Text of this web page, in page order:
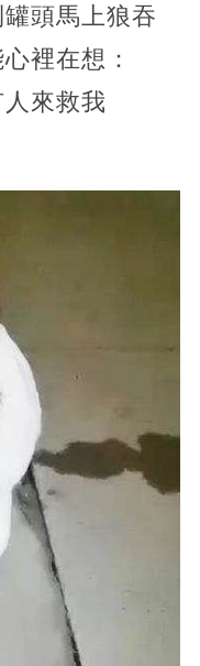
頭馬上狼吞
裡在想：
人來救我